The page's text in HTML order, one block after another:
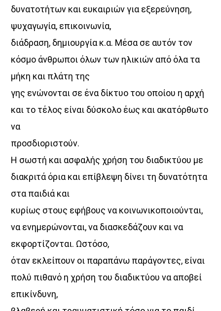
δυνατοτήτων και ευκαιριών για εξερεύνηση,
ψυχαγωγία, επικοινωνία,
διάδραση, δημιουργία κ.α. Μέσα σε αυτόν τον
κόσμο άνθρωποι όλων των ηλικιών από όλα τα
μήκη και πλάτη της
γης ενώνονται σε ένα δίκτυο του οποίου η αρχή
και το τέλος είναι δύσκολο έως και ακατόρθωτο
να
προσδιοριστούν.
Η σωστή και ασφαλής χρήση του διαδικτύου με
διακριτά όρια και επίβλεψη δίνει τη δυνατότητα
στα παιδιά και
κυρίως στους εφήβους να κοινωνικοποιούνται,
να ενημερώνονται, να διασκεδάζουν και να
εκφορτίζονται. Ωστόσο,
όταν εκλείπουν οι παραπάνω παράγοντες, είναι
πολύ πιθανό η χρήση του διαδικτύου να αποβεί
επικίνδυνη,